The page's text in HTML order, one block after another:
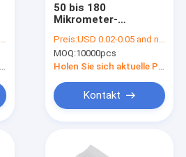
50 bis 180
Mikrometer-
Beutel, CMYK
lamelliertes
Verpacken der
Preis:USD 0.02-0.05 and negotiation
MOQ:10000pcs
Kontakt